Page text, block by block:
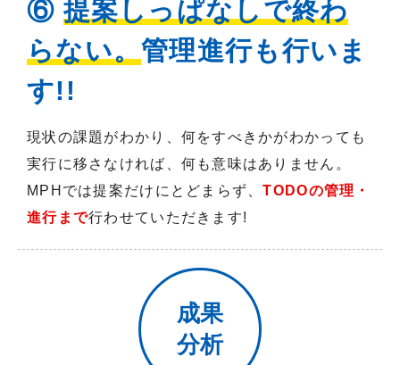
⑥提案しっぱなしで終わ
らない。管理進行も行いま
す!!
現状の課題がわかり、何をすべきかがわかっても
実行に移さなければ、何も意味はありません。
MPHでは提案だけにとどまらず、TODOの管理・
進行まで行わせていただきます!
成果
分析